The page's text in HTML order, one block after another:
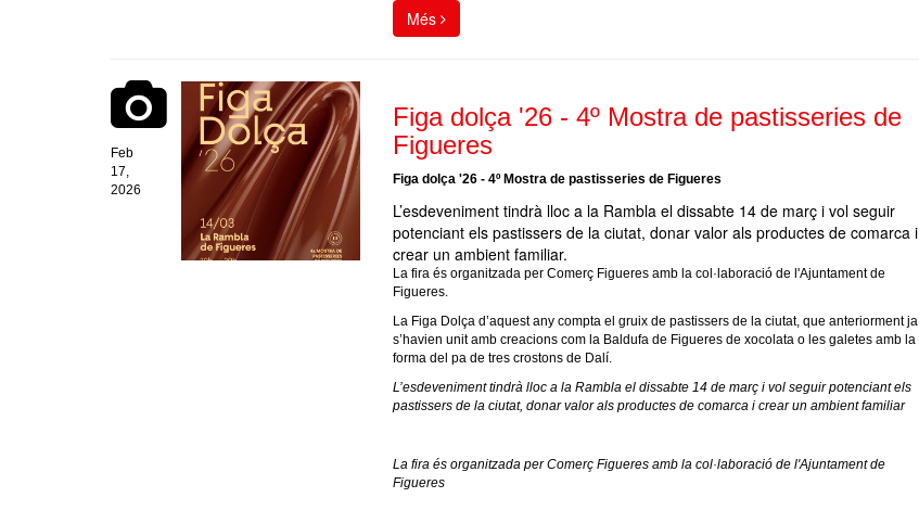
Més
Feb
17,
2026
Figa dolça '26 - 4º Mostra de pastisseries de
Figueres
Figa dolça '26 - 4º Mostra de pastisseries de Figueres
L’esdeveniment tindrà lloc a la Rambla el dissabte 14 de març i vol seguir
potenciant els pastissers de la ciutat, donar valor als productes de comarca i
crear un ambient familiar.
La fira és organitzada per Comerç Figueres amb la col·laboració de l'Ajuntament de
Figueres.
La Figa Dolça d’aquest any compta el gruix de pastissers de la ciutat, que anteriorment ja
s’havien unit amb creacions com la Baldufa de Figueres de xocolata o les galetes amb la
forma del pa de tres crostons de Dalí.
L’esdeveniment tindrà lloc a la Rambla el dissabte 14 de març i vol seguir potenciant els
pastissers de la ciutat, donar valor als productes de comarca i crear un ambient familiar
La fira és organitzada per Comerç Figueres amb la col·laboració de l'Ajuntament de
Figueres